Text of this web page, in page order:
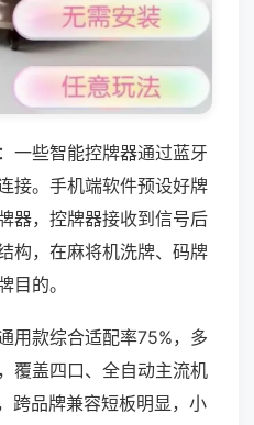
一些智能控牌器通过蓝牙
接。手机端软件预设好牌
器，控牌器接收到信号后
构，在麻将机洗牌、码牌
目的。
用款综合适配率75%，多
覆盖四口、全自动主流机
跨品牌兼容短板明显，小